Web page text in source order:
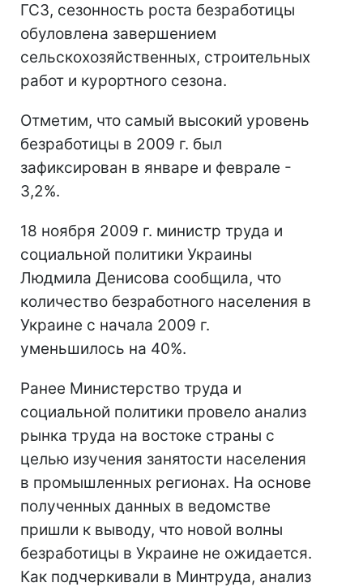
ГСЗ, сезонность роста безработицы
обуловлена завершением
сельскохозяйственных, строительных
работ и курортного сезона.
Отметим, что самый высокий уровень
безработицы в 2009 г. был
зафиксирован в январе и феврале -
3,2%.
18 ноября 2009 г. министр труда и
социальной политики Украины
Людмила Денисова сообщила, что
количество безработного населения в
Украине с начала 2009 г.
уменьшилось на 40%.
Ранее Министерство труда и
социальной политики провело анализ
рынка труда на востоке страны с
целью изучения занятости населения
в промышленных регионах. На основе
полученных данных в ведомстве
пришли к выводу, что новой волны
безработицы в Украине не ожидается.
Как подчеркивали в Минтруда, анализ